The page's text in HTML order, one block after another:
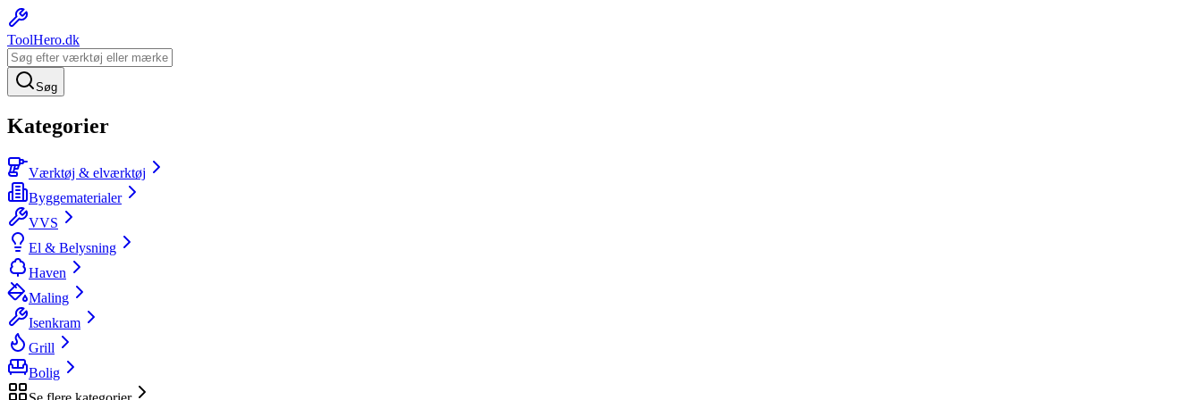
ToolHero.dk
Søg
Kategorier
Værktøj & elværktøj
Byggematerialer
VVS
El & Belysning
Haven
Maling
Isenkram
Grill
Bolig